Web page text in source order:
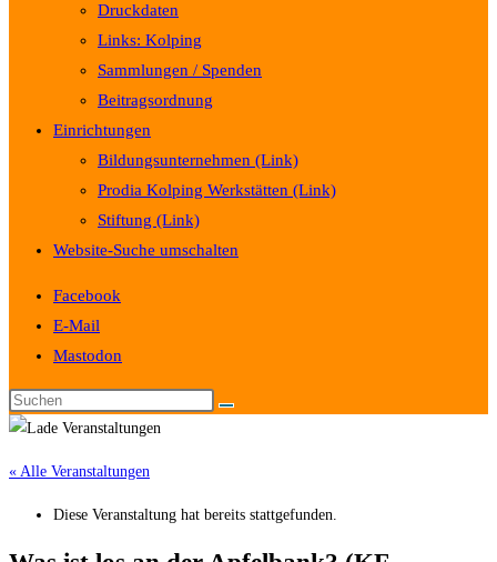
Druckdaten
Links: Kolping
Sammlungen / Spenden
Beitragsordnung
Einrichtungen
Bildungsunternehmen (Link)
Prodia Kolping Werkstätten (Link)
Stiftung (Link)
Website-Suche umschalten
Facebook
E-Mail
Mastodon
« Alle Veranstaltungen
Diese Veranstaltung hat bereits stattgefunden.